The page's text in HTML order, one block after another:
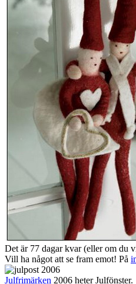
Det är 77 dagar kvar (eller om du
Vill ha något att se fram emot! På
Julfrimärken 2006 heter Julfönster.